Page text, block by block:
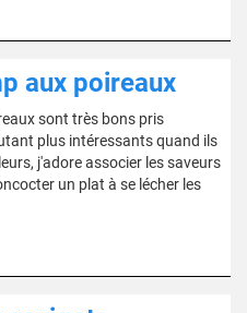
aux poireaux
sont très bons pris
plus intéressants quand ils
j'adore associer les saveurs
un plat à se lécher les